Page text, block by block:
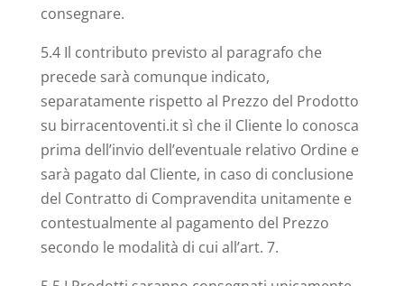
consegnare.
5.4 Il contributo previsto al paragrafo che
precede sarà comunque indicato,
separatamente rispetto al Prezzo del Prodotto
su birracentoventi.it sì che il Cliente lo conosca
prima dell’invio dell’eventuale relativo Ordine e
sarà pagato dal Cliente, in caso di conclusione
del Contratto di Compravendita unitamente e
contestualmente al pagamento del Prezzo
secondo le modalità di cui all’art. 7.